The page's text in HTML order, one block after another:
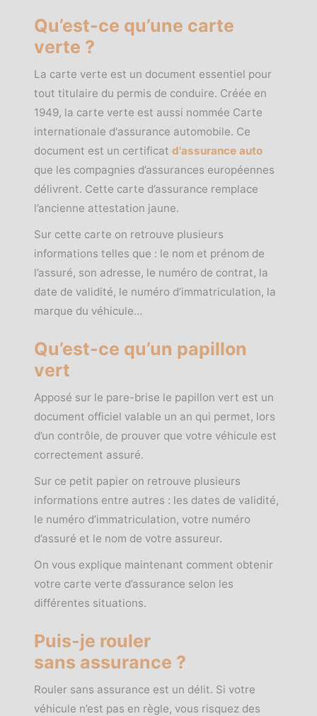
Qu’est-ce qu’une carte
verte ?
La carte verte est un document essentiel pour
tout titulaire du permis de conduire. Créée en
1949, la carte verte est aussi nommée Carte
internationale d'assurance automobile. Ce
document est un certificat d'assurance auto
que les compagnies d’assurances européennes
délivrent. Cette carte d’assurance remplace
l’ancienne attestation jaune.
Sur cette carte on retrouve plusieurs
informations telles que : le nom et prénom de
l’assuré, son adresse, le numéro de contrat, la
date de validité, le numéro d’immatriculation, la
marque du véhicule…
Qu’est-ce qu’un papillon
vert
Apposé sur le pare-brise le papillon vert est un
document officiel valable un an qui permet, lors
d’un contrôle, de prouver que votre véhicule est
correctement assuré.
Sur ce petit papier on retrouve plusieurs
informations entre autres : les dates de validité,
le numéro d’immatriculation, votre numéro
d’assuré et le nom de votre assureur.
On vous explique maintenant comment obtenir
votre carte verte d’assurance selon les
différentes situations.
Puis-je rouler
sans assurance ?
Rouler sans assurance est un délit. Si votre
véhicule n’est pas en règle, vous risquez des